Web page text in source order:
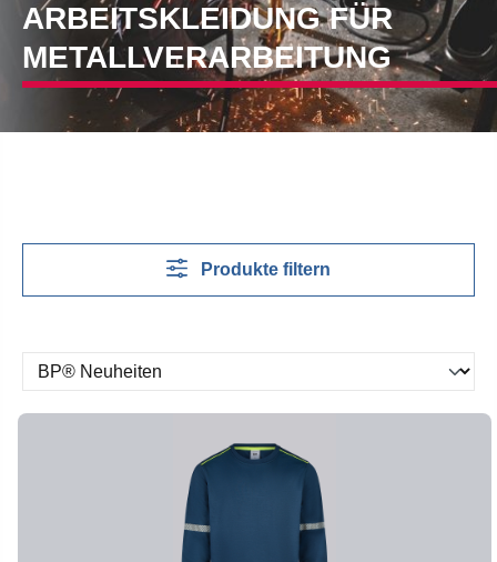
ARBEITSKLEIDUNG FÜR
METALLVERARBEITUNG
Produkte filtern